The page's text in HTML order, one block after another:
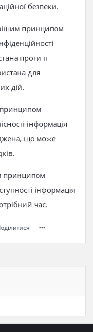
безпеки.
принципом
проти її
для
дій.
принципом
інформація
що може
принципом
інформація
час.